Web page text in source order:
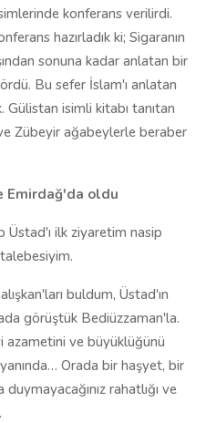
konferans verilirdi.
hazırladık ki; Sigaranın
sonuna kadar anlatan bir
Bu sefer İslam'ı anlatan
Gülistan isimli kitabı tanıtan
Zübeyir ağabeylerle beraber
Emirdağ'da oldu
Üstad'ı ilk ziyaretim nasip
buldum, Üstad'ın
görüştük Bediüzzaman'la.
azametini ve büyüklüğünü
Orada bir haşyet, bir
rahatlığı ve